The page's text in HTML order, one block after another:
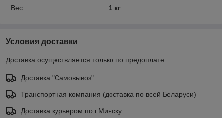
Вес 1 кг
Условия доставки
Доставка осуществляется только по предоплате.
Доставка "Самовывоз"
Транспортная компания (доставка по всей Беларуси)
Доставка курьером по г.Минску